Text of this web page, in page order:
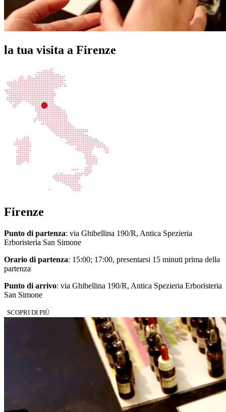
la tua visita a Firenze
Firenze
Punto di partenza: via Ghibellina 190/R, Antica Spezieria
Erboristeria San Simone
Orario di partenza: 15:00; 17:00, presentarsi 15 minuti prima della
partenza
Punto di arrivo: via Ghibellina 190/R, Antica Spezieria Erboristeria
San Simone
SCOPRI DI PIÙ